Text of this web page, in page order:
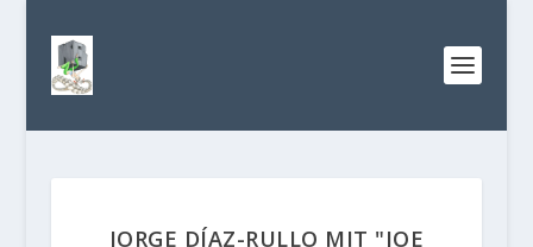
JORGE DÍAZ-RULLO MIT "JOE